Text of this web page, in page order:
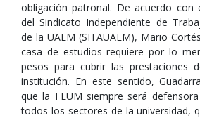
obligación patronal. De acuerdo con
del Sindicato Independiente de
de la UAEM (SITAUAEM), Mario
casa de estudios requiere por lo
pesos para cubrir las prestaciones
institución. En este sentido,
que la FEUM siempre será
todos los sectores de la universidad,